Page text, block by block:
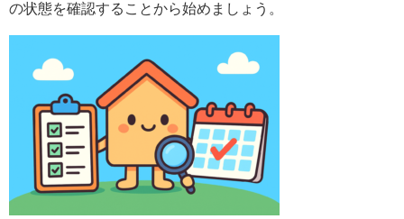
の状態を確認することから始めましょう。